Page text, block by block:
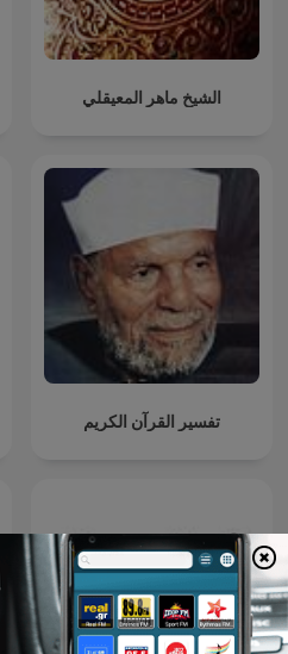
الشيخ ماهر المعيقلي
تفسير القرآن الكريم